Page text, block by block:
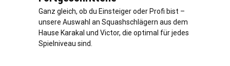
Ganz gleich, ob du Einsteiger oder Profi bist –
unsere Auswahl an Squashschlägern aus dem
Hause Karakal und Victor, die optimal für jedes
Spielniveau sind.